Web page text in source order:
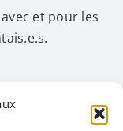
et pour les